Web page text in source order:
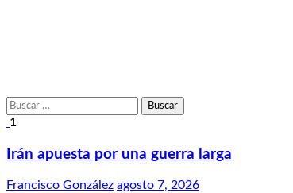
Buscar:
1
Irán apuesta por una guerra larga
Francisco González agosto 7, 2026